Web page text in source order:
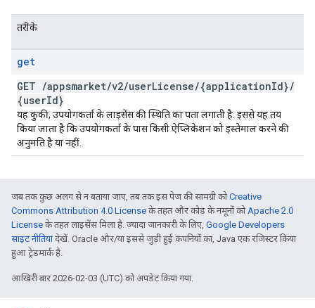
तरीके
get
GET /appsmarket/v2/userLicense/{applicationId}/
{userId}
यह कुकी, उपयोगकर्ता के लाइसेंस की स्थिति का पता लगाती है. इससे यह तय
किया जाता है कि उपयोगकर्ता के पास किसी ऐप्लिकेशन को इस्तेमाल करने की
अनुमति है या नहीं.
जब तक कुछ अलग से न बताया जाए, तब तक इस पेज की सामग्री कोCreative
Commons Attribution 4.0 License के तहत और कोड के नमूनों कोApache 2.0
License के तहत लाइसेंस मिला है. ज़्यादा जानकारी के लिए, Google Developers
साइट नीतियांदेखें. Oracle और/या इससे जुड़ी हुई कंपनियों का, Java एक रजिस्टर किया
हुआ ट्रेडमार्क है.
आखिरी बार 2026-02-03 (UTC) को अपडेट किया गया.